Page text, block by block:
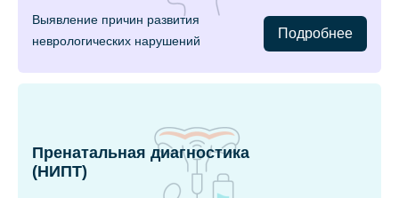
Выявление причин развития
неврологических нарушений
Подробнее
Пренатальная диагностика
(НИПТ)